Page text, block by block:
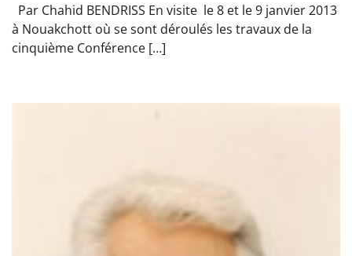
Par Chahid BENDRISS En visite le 8 et le 9 janvier 2013
à Nouakchott où se sont déroulés les travaux de la
cinquième Conférence […]